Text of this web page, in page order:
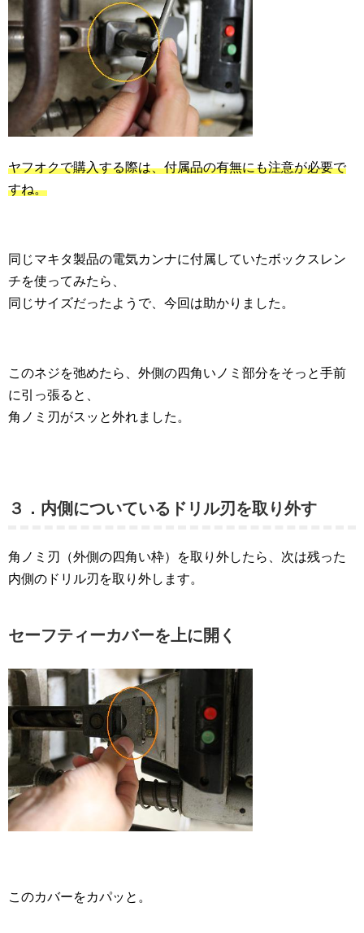
ヤフオクで購入する際は、付属品の有無にも注意が必要で
すね。
同じマキタ製品の電気カンナに付属していたボックスレン
チを使ってみたら、
同じサイズだったようで、今回は助かりました。
このネジを弛めたら、外側の四角いノミ部分をそっと手前
に引っ張ると、
角ノミ刃がスッと外れました。
３．内側についているドリル刃を取り外す
角ノミ刃（外側の四角い枠）を取り外したら、次は残った
内側のドリル刃を取り外します。
セーフティーカバーを上に開く
このカバーをカパッと。